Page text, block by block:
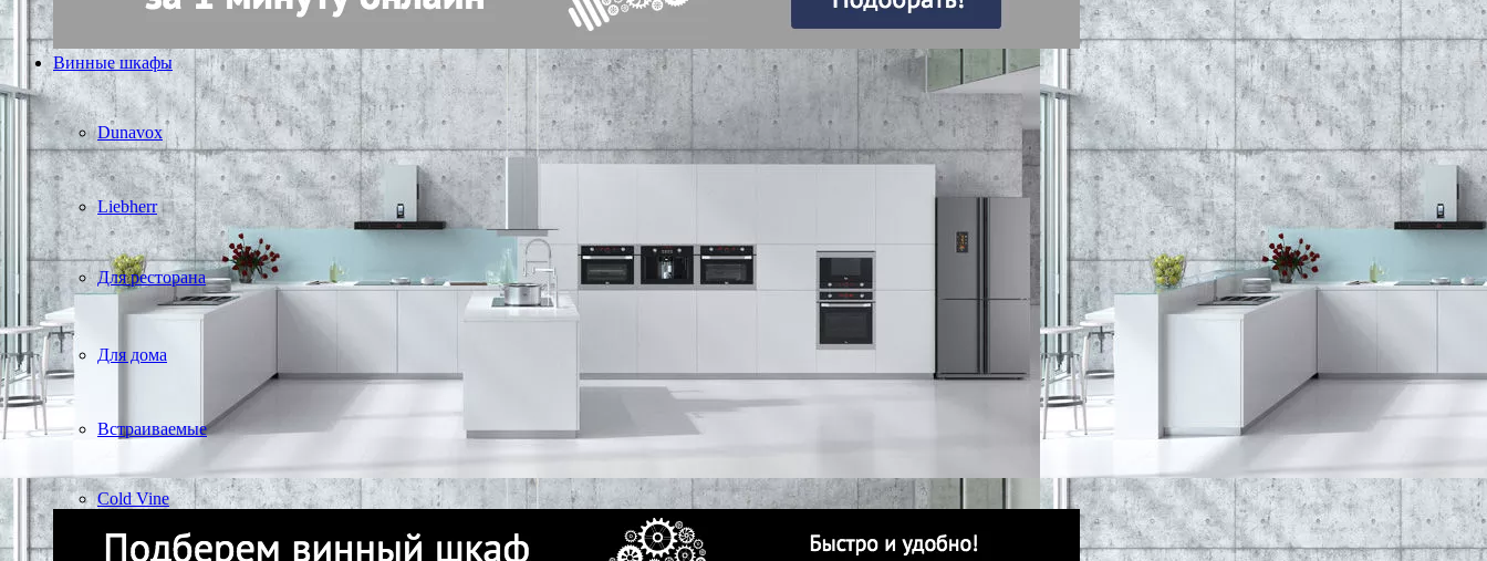
Винные шкафы
Dunavox
Liebherr
Для ресторана
Для дома
Встраиваемые
Cold Vine